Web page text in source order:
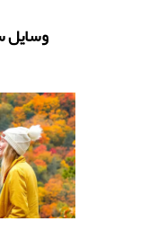
تأثیر هنر
وسایل